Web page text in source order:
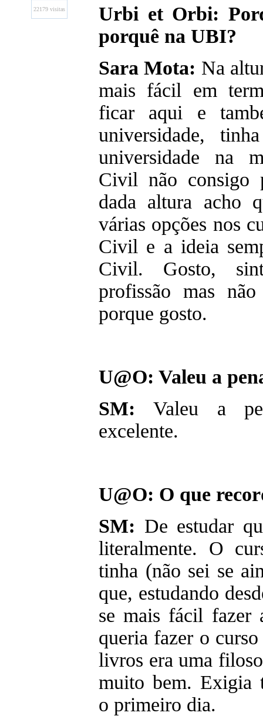
22179 visitas
Urbi et Orbi:
porquê na UBI?
Sara Mota: Na
mais fácil em
ficar aqui e
universidade,
universidade na
Civil não consigo
dada altura acho
várias opções nos
Civil e a ideia
Civil. Gosto,
profissão mas
porque gosto.
U@O: Valeu a
SM: Valeu a
excelente.
U@O: O que
SM: De estudar
literalmente. O
tinha (não sei se
que, estudando
se mais fácil fazer
queria fazer o
livros era uma
muito bem. Exigia
o primeiro dia.